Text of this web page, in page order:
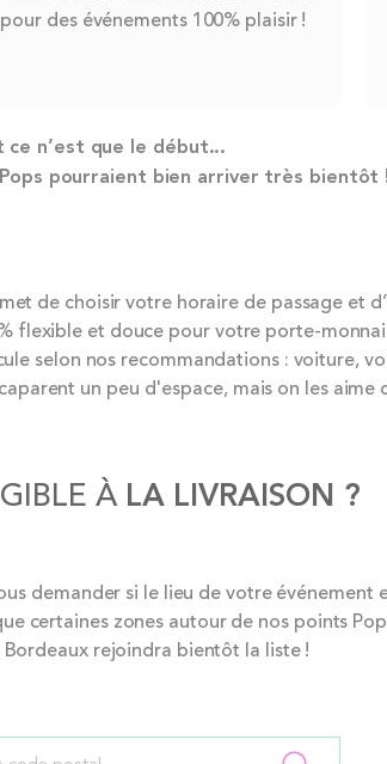
des événements 100% plaisir !
ce n’est que le début...
pourraient bien arriver très bientôt
de choisir votre horaire de passage et
flexible et douce pour votre porte-
selon nos recommandations : voiture,
un peu d'espace, mais on les aime
À LA LIVRAISON ?
demander si le lieu de votre
certaines zones autour de nos points
Bordeaux rejoindra bientôt la liste !